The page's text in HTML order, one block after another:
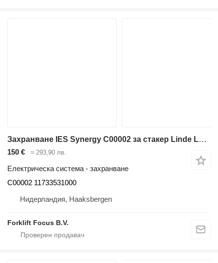
Захранване IES Synergy C00002 за стакер Linde L14, Series 1173
150 € ≈ 293,90 лв.
Електрическа система - захранване
C00002 11733531000
Нидерландия, Haaksbergen
Forklift Focus B.V.